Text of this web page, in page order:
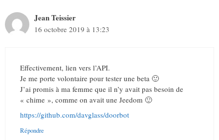
Jean Teissier
16 octobre 2019 à 13:23
Effectivement, lien vers l’API.
Je me porte volontaire pour tester une beta 🙂
J’ai promis à ma femme que il n’y avait pas besoin de
« chime », comme on avait une Jeedom 🙂
https://github.com/davglass/doorbot
Répondre